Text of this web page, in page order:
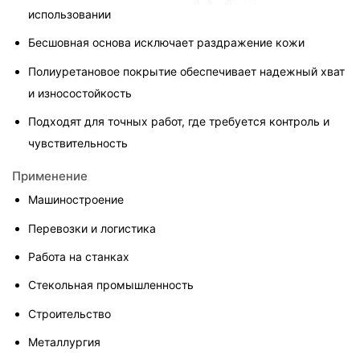
использовании
Бесшовная основа исключает раздражение кожи
Полиуретановое покрытие обеспечивает надежный хват
и износостойкость
Подходят для точных работ, где требуется контроль и
чувствительность
Применение
Машиностроение
Перевозки и логистика
Работа на станках
Стекольная промышленность
Строительство
Металлургия